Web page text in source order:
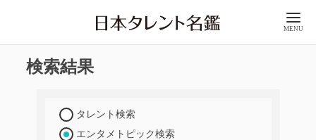
MENU
検索結果
タレント検索
エンタメトピック検索